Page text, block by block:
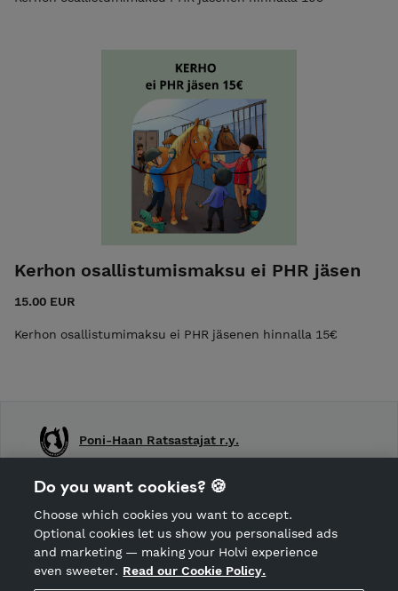
Kerhon osallistumismaksu ei PHR jäsen
15.00 EUR
Kerhon osallistumimaksu ei PHR jäsenen hinnalla 15€
Hosted by Holvi
Poni-Haan Ratsastajat r.y.
Shop privacy policy
CANCEL ORDER
Do you want cookies? 🍪
Choose which cookies you want to accept.
Optional cookies let us show you personalised ads
and marketing — making your Holvi experience
even sweeter. Read our Cookie Policy.